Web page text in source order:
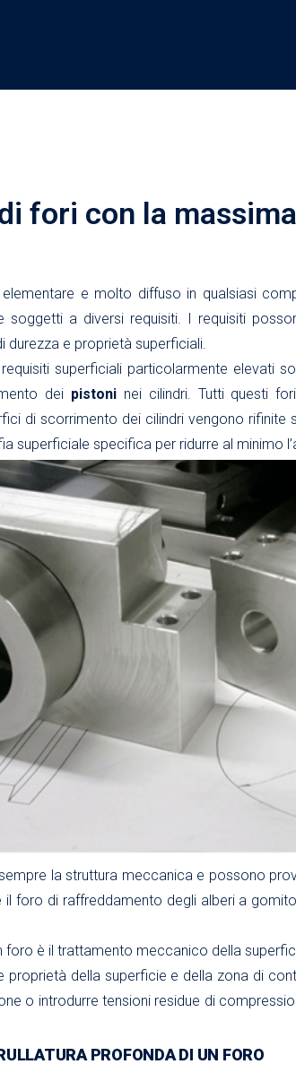
fori con la
e molto diffuso in qualsiasi
a diversi requisiti. I requisiti
durezza e proprietà superficiali.
superficiali particolarmente elevati
dei pistoninei cilindri. Tutti questi
di scorrimento dei cilindri vengono
superficiale specifica per ridurre al minimo
la struttura meccanica e possono
foro di raffreddamento degli alberi a
è il trattamento meccanico della
della superficie e della zona di
o introdurre tensioni residue di
PROFONDA DI UN FORO